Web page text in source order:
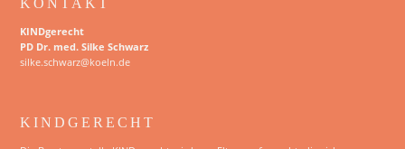
KINDgerecht
PD Dr. med. Silke Schwarz
silke.schwarz@koeln.de
KINDGERECHT